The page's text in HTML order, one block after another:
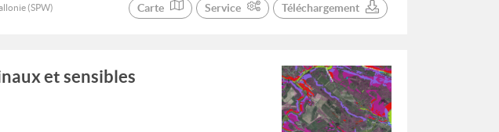
(SPW) Carte Service Téléchargement
et sensibles